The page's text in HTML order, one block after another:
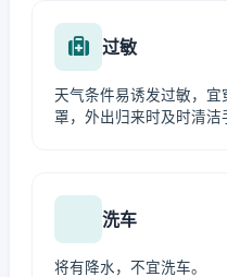
过敏
天气条件易诱发过敏，
罩，外出归来时及时清洁
洗车
将有降水，不宜洗车。